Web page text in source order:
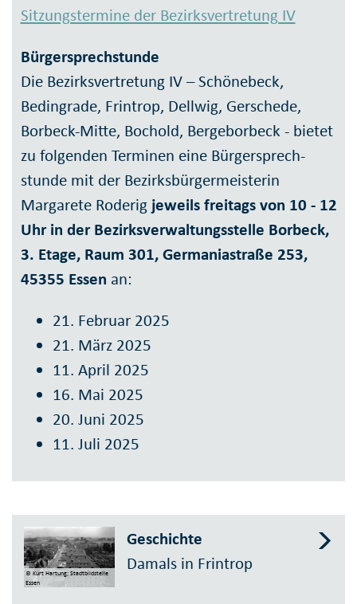
Sitzungstermine der Bezirksvertretung IV
Bürgersprechstunde
Die Bezirks­vertre­tung IV – Schönebeck,
Bedingrade, Frintrop, Dellwig, Gerschede,
Borbeck-Mitte, Bochold, Berge­bor­beck - bietet
zu folgen­den Terminen eine Bürger­sprech­
stunde mit der Bezirks­bürger­meisterin
Margarete Roderigjeweils freitags von 10 - 12
Uhr in der Bezirks­verwaltungs­stelle Borbeck,
3. Etage, Raum 301, Germania­straße 253,
45355 Essen an:
21. Februar 2025
21. März 2025
11. April 2025
16. Mai 2025
20. Juni 2025
11. Juli 2025
© Kurt Hartung; Stadtbildstelle
Essen
Geschichte
Damals in Frintrop